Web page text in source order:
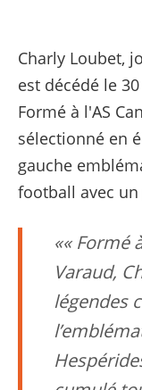
Charly Loubet,
est décédé le
Formé à l'AS
sélectionné en
gauche
football avec
« Formé
Varaud,
légendes